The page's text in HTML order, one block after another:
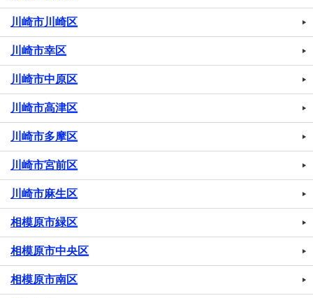
川崎市川崎区
川崎市幸区
川崎市中原区
川崎市高津区
川崎市多摩区
川崎市宮前区
川崎市麻生区
相模原市緑区
相模原市中央区
相模原市南区